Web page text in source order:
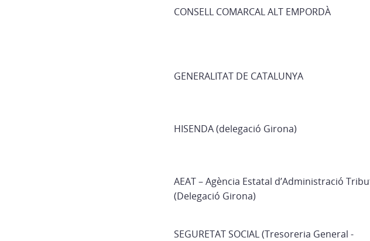
CONSELL COMARCAL ALT EMPORDÀ
GENERALITAT DE CATALUNYA
HISENDA (delegació Girona)
AEAT – Agència Estatal d’Administració
(Delegació Girona)
SEGURETAT SOCIAL (Tresoreria General -